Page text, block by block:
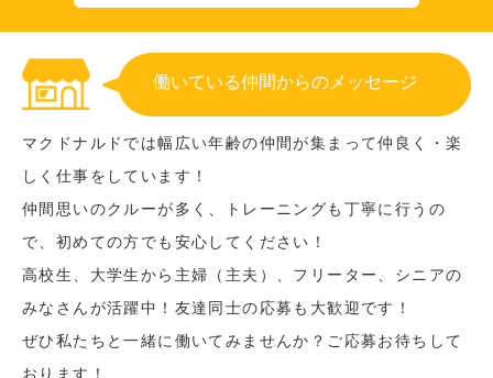
働いている仲間からのメッセージ
マクドナルドでは幅広い年齢の仲間が集まって仲良く・楽
しく仕事をしています！
仲間思いのクルーが多く、トレーニングも丁寧に行うの
で、初めての方でも安心してください！
高校生、大学生から主婦（主夫）、フリーター、シニアの
みなさんが活躍中！友達同士の応募も大歓迎です！
ぜひ私たちと一緒に働いてみませんか？ご応募お待ちして
おります！